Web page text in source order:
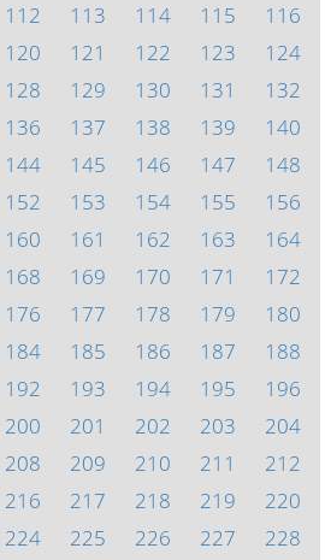
112 113 114 115
116
120 121 122 123
124
128 129 130 131
132
136 137 138 139
140
144 145 146 147
148
152 153 154 155
156
160 161 162 163
164
168 169 170 171
172
176 177 178 179
180
184 185 186 187
188
192 193 194 195
196
200 201 202 203
204
208 209 210 211
212
216 217 218 219
220
224 225 226 227
228